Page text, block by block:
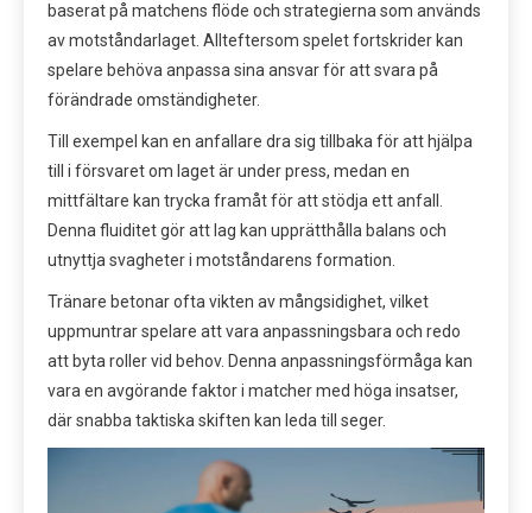
baserat på matchens flöde och strategierna som används
av motståndarlaget. Allteftersom spelet fortskrider kan
spelare behöva anpassa sina ansvar för att svara på
förändrade omständigheter.
Till exempel kan en anfallare dra sig tillbaka för att hjälpa
till i försvaret om laget är under press, medan en
mittfältare kan trycka framåt för att stödja ett anfall.
Denna fluiditet gör att lag kan upprätthålla balans och
utnyttja svagheter i motståndarens formation.
Tränare betonar ofta vikten av mångsidighet, vilket
uppmuntrar spelare att vara anpassningsbara och redo
att byta roller vid behov. Denna anpassningsförmåga kan
vara en avgörande faktor i matcher med höga insatser,
där snabba taktiska skiften kan leda till seger.